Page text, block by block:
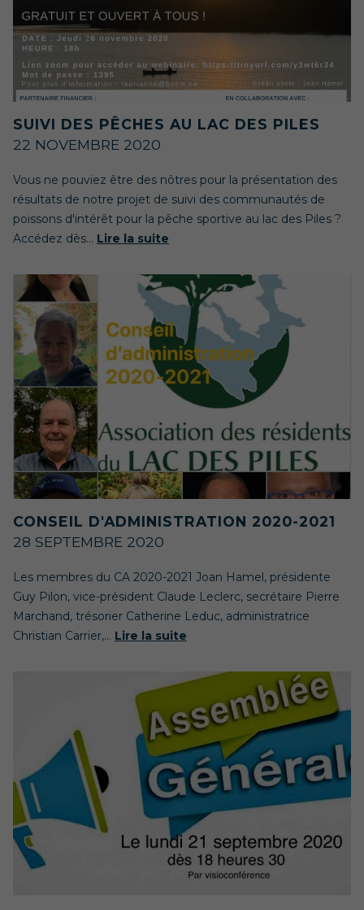
SUIVI DES PÊCHES AU LAC DES PILES
22 NOVEMBRE 2020
Vous ne pouviez être des nôtres pour la présentation des
résultats de notre projet de suivi des communautés de
poissons d'intérêt pour la pêche sportive au lac des Piles ?
Accédez dès... Lire la suite
CONSEIL D'ADMINISTRATION 2020-2021
28 SEPTEMBRE 2020
Les membres du CA 2020-2021 Joan Hamel, présidente
Guy Pilon, vice-président Claude Leclerc, secrétaire Pierre
Marchand, trésorier Catherine Leduc, administratrice
Christian Carrier,... Lire la suite